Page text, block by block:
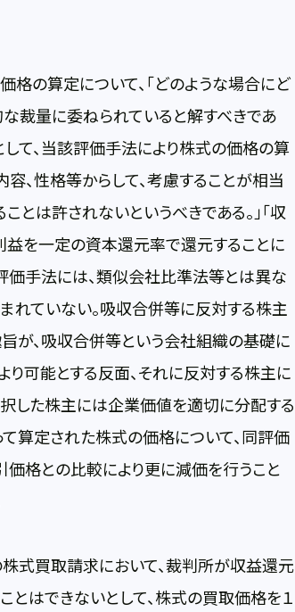
の算定について、「どのような場合にど
裁量に委ねられていると解すべきであ
て、当該評価手法により株式の価格の算
、性格等からして、考慮することが相当
は許されないというべきである。」「収
を一定の資本還元率で還元することに
価手法には、類似会社比準法等とは異な
れていない。吸収合併等に反対する株主
が、吸収合併等という会社組織の基礎に
可能とする反面、それに反対する株主に
した株主には企業価値を適切に分配する
算定された株式の価格について、同評価
格との比較により更に減価を行うこと
式買取請求において、裁判所が収益還元
とはできないとして、株式の買取価格を１